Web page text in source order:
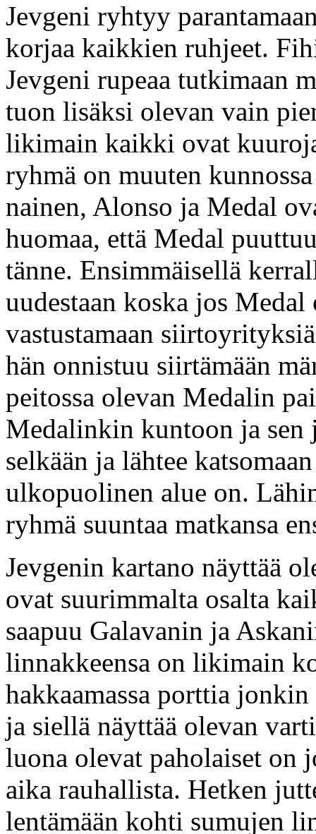
Jevgeni ryhtyy
korjaa kaikkien ruhjeet.
Jevgeni rupeaa tutkimaan
tuon lisäksi olevan vain
likimain kaikki ovat
ryhmä on muuten
nainen, Alonso ja Medal
huomaa, että Medal
tänne. Ensimmäisellä
uudestaan koska jos
vastustamaan
hän onnistuu siirtämään
peitossa olevan Medalin
Medalinkin kuntoon ja sen
selkään ja lähtee
ulkopuolinen alue on.
ryhmä suuntaa matkansa
Jevgenin kartano näyttää
ovat suurimmalta osalta
saapuu Galavanin ja
linnakkeensa on likimain
hakkaamassa porttia
ja siellä näyttää olevan
luona olevat paholaiset on
aika rauhallista. Hetken
lentämään kohti sumujen